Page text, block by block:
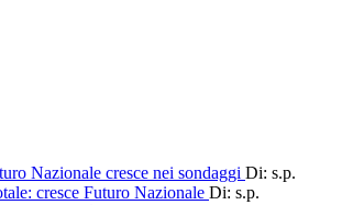
Nazionale cresce nei sondaggi Di: s.p.
cresce Futuro Nazionale Di: s.p.